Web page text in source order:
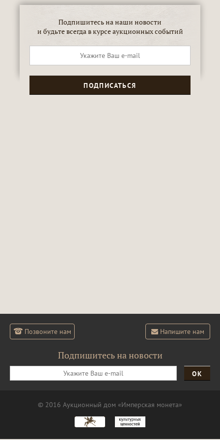
Подпишитесь на наши новости
и будьте всегда в курсе аукционных событий
Позвоните нам Напишите нам
Подпишитесь на новости
ОК
© 2016 Аукционный дом «Имперская монета»